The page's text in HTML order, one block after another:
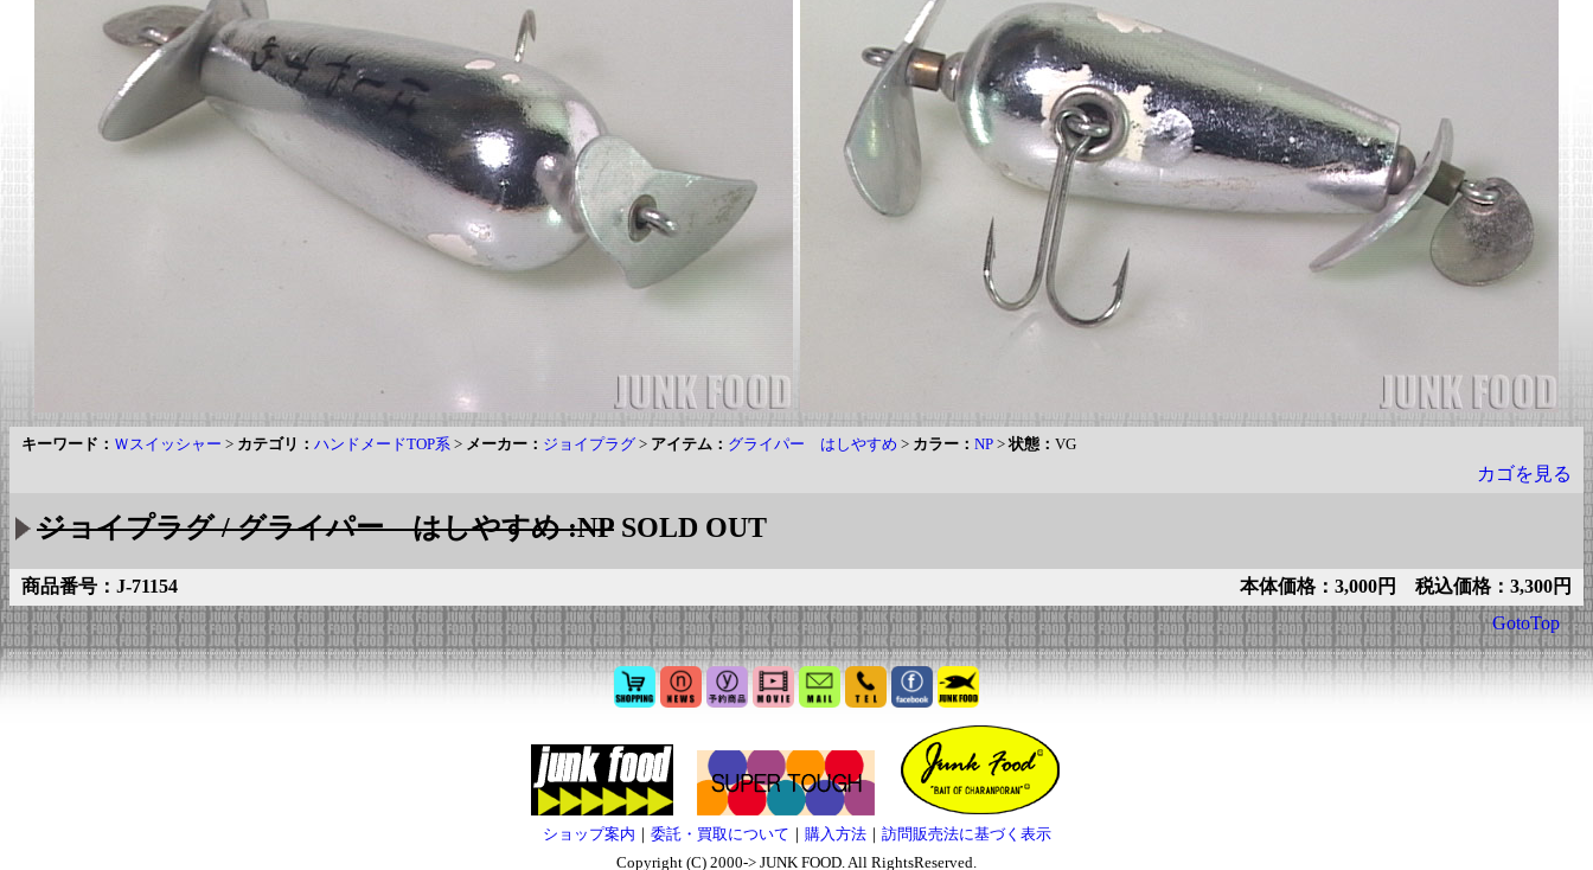
キーワード： Ｗスイッシャー > カテゴリ： ハンドメードTOP系 > メーカー： ジョイプラグ > アイテム： グライパー はしやすめ > カラー： NP >状態： VG
カゴを見る
ジョイプラグ / グライパー はしやすめ :NP SOLD OUT
商品番号：J-71154
本体価格：3,000円 税込価格：3,300円
GotoTop
ショップ案内 ｜ 委託・買取について ｜ 購入方法｜ 訪問販売法に基づく表示
Copyright (C) 2000-> JUNK FOOD. All RightsReserved.